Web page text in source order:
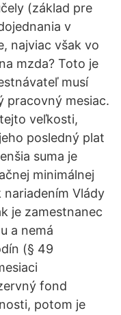
(základ pre
v
najviac však vo
mzda? Toto je
musí
pracovný mesiac.
veľkosti,
posledný plat
suma je
minimálnej
Vlády
je zamestnanec
a nemá
(§ 49
fond
potom je